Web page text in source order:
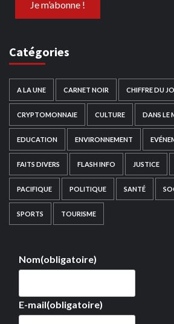
Catégories
A LA UNE CARNET NOIR CHIFFRE DU
CRYPTOMONNAIE CULTURE DANS LE
EDUCATION ENVIRONNEMENT
FAITS DIVERS FLASH INFO JUSTICE
PACIFIQUE POLITIQUE SANTÉ
SPORTS TOURISME
Nom(obligatoire)
E-mail(obligatoire)